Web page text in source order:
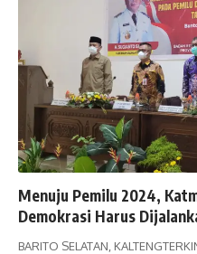
Menuju Pemilu 2024,
Demokrasi Harus
BARITO SELATAN,